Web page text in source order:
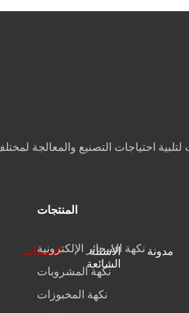
المنتجات
الأسئلة
الشائعة
مدونة
المنتجات
نكهة السجائر الإلكترونية
نكهة المشروبات
نكهة المخبوزات